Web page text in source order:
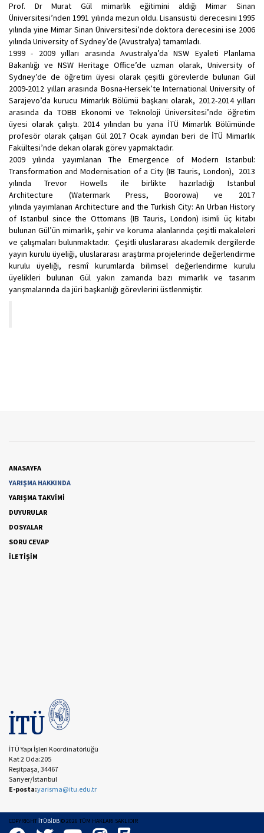
Prof. Dr Murat Gül mimarlık eğitimini aldığı Mimar Sinan
Üniversitesi’nden 1991 yılında mezun oldu. Lisansüstü derecesini 1995
yılında yine Mimar Sinan Üniversitesi’nde doktora derecesini ise 2006
yılında University of Sydney’de (Avustralya) tamamladı.
1999 - 2009 yılları arasında Avustralya’da NSW Eyaleti Planlama
Bakanlığı ve NSW Heritage Office’de uzman olarak, University of
Sydney’de de öğretim üyesi olarak çeşitli görevlerde bulunan Gül
2009-2012 yılları arasında Bosna-Hersek’te International University of
Sarajevo’da kurucu Mimarlık Bölümü başkanı olarak, 2012-2014 yılları
arasında da TOBB Ekonomi ve Teknoloji Üniversitesi’nde öğretim
üyesi olarak çalıştı. 2014 yılından bu yana İTÜ Mimarlık Bölümünde
profesör olarak çalışan Gül 2017 Ocak ayından beri de İTÜ Mimarlık
Fakültesi’nde dekan olarak görev yapmaktadır.
2009 yılında yayımlanan The Emergence of Modern Istanbul:
Transformation and Modernisation of a City (IB Tauris, London), 2013
yılında Trevor Howells ile birlikte hazırladığı Istanbul
Architecture (Watermark Press, Boorowa) ve 2017
yılında yayımlanan Architecture and the Turkish City: An Urban History
of Istanbul since the Ottomans (IB Tauris, London) isimli üç kitabı
bulunan Gül’ün mimarlık, şehir ve koruma alanlarında çeşitli makaleleri
ve çalışmaları bulunmaktadır. Çeşitli uluslararası akademik dergilerde
yayın kurulu üyeliği, uluslararası araştırma projelerinde değerlendirme
kurulu üyeliği, resmî kurumlarda bilimsel değerlendirme kurulu
üyelikleri bulunan Gül yakın zamanda bazı mimarlık ve tasarım
yarışmalarında da jüri başkanlığı görevlerini üstlenmiştir.
ANASAYFA
YARIŞMA HAKKINDA
YARIŞMA TAKVİMİ
DUYURULAR
DOSYALAR
SORU CEVAP
İLETİŞİM
İTÜ Yapı İşleri Koordinatörlüğü
Kat 2 Oda:205
Reşitpaşa, 34467
Sarıyer/İstanbul
E-posta:yarisma@itu.edu.tr
COPYRIGHT İTÜBİDB©2026 TÜM HAKLARI SAKLIDIR